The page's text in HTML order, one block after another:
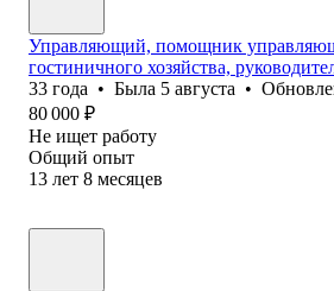
Управляющий, помощник
гостиничного хозяйства,
33 года • Была 5 августа •
80 000 ₽
Не ищет работу
Общий опыт
13 лет 8 месяцев